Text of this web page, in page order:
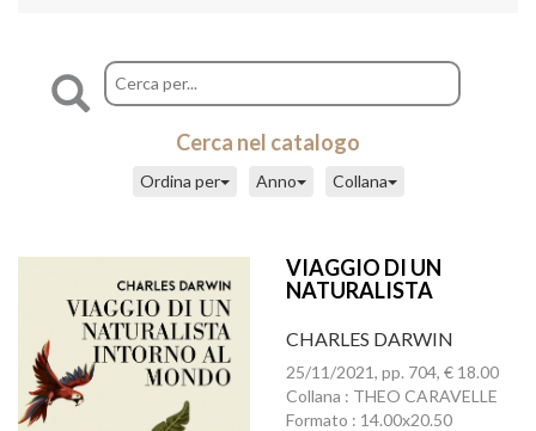
Cerca nel catalogo
Collana
Anno
Ordina per
VIAGGIO DI UN
NATURALISTA
CHARLES DARWIN
25/11/2021, pp. 704, € 18.00
Collana : THEO CARAVELLE
Formato : 14.00x20.50